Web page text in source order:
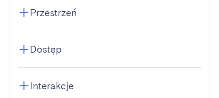
Przestrzeń
Dostęp
Interakcje